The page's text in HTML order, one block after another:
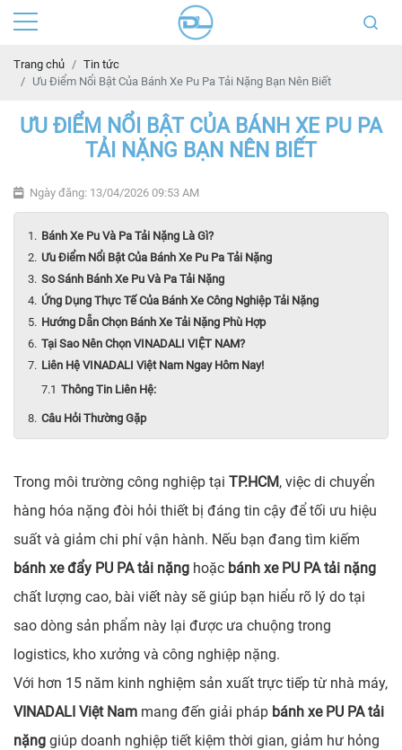
Trang chủ
Tin tức
Ưu Điểm Nổi Bật Của Bánh Xe Pu Pa Tải Nặng Bạn Nên Biết
ƯU ĐIỂM NỔI BẬT CỦA BÁNH XE PU PA
TẢI NẶNG BẠN NÊN BIẾT
Ngày đăng: 13/04/2026 09:53 AM
Bánh Xe Pu Và Pa Tải Nặng Là Gì?
Ưu Điểm Nổi Bật Của Bánh Xe Pu Pa Tải Nặng
So Sánh Bánh Xe Pu Và Pa Tải Nặng
Ứng Dụng Thực Tế Của Bánh Xe Công Nghiệp Tải Nặng
Hướng Dẫn Chọn Bánh Xe Tải Nặng Phù Hợp
Tại Sao Nên Chọn VINADALI VIỆT NAM?
Liên Hệ VINADALI Việt Nam Ngay Hôm Nay!
Thông Tin Liên Hệ:
Câu Hỏi Thường Gặp
Trong môi trường công nghiệp tại TP.HCM, việc di chuyển
hàng hóa nặng đòi hỏi thiết bị đáng tin cậy để tối ưu hiệu
suất và giảm chi phí vận hành. Nếu bạn đang tìm kiếm
bánh xe đẩy PU PA tải nặng hoặc bánh xe PU PA tải nặng
chất lượng cao, bài viết này sẽ giúp bạn hiểu rõ lý do tại
sao dòng sản phẩm này lại được ưa chuộng trong
logistics, kho xưởng và công nghiệp nặng.
Với hơn 15 năm kinh nghiệm sản xuất trực tiếp từ nhà máy,
VINADALI Việt Nam mang đến giải pháp bánh xe PU PA tải
nặng giúp doanh nghiệp tiết kiệm thời gian, giảm hư hỏng